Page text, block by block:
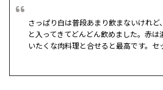
さっぱり白は普段あまり飲まないけれど
と入ってきてどんどん飲めました。赤
いたくな肉料理と合せると最高です。セ